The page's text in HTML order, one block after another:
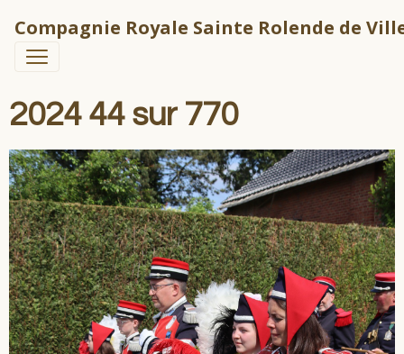
Compagnie Royale Sainte Rolende de
2024 44 sur 770